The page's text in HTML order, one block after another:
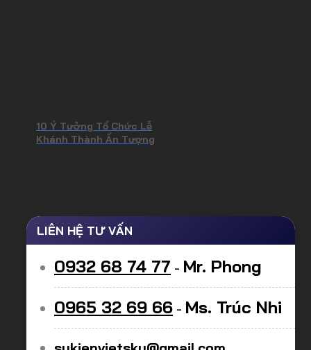
10 Ý Tưởng Tổ Chức Lễ
Khánh Thành Ấn Tượng
LIÊN HỆ TƯ VẤN
0932 68 74 77 - Mr. Phong
0965 32 69 66 - Ms. Trúc Nhi